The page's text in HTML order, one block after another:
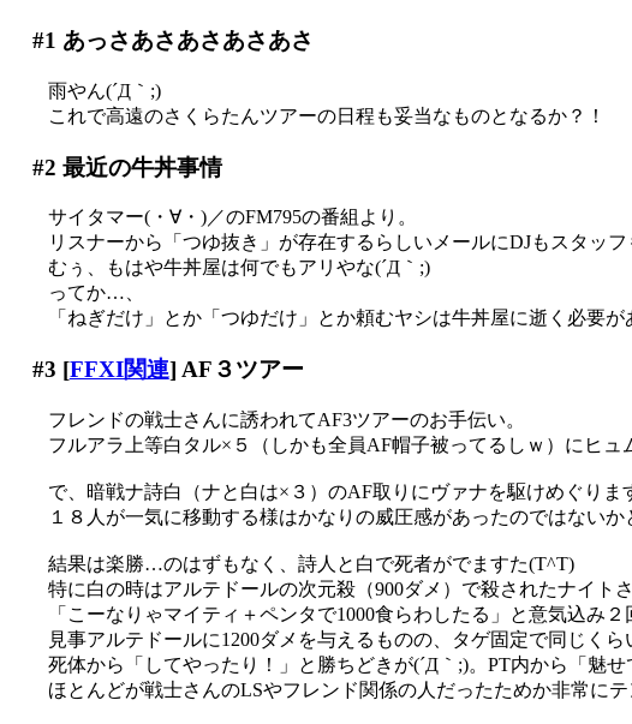
#1 あっさあさあさあさあさ
雨やん(´Д｀;)
これで高遠のさくらたんツアーの日程も妥当なものとなるか？！
#2 最近の牛丼事情
サイタマー(・∀・)／のFM795の番組より。
リスナーから「つゆ抜き」が存在するらしいメールにDJもスタッフ
むぅ、もはや牛丼屋は何でもアリやな(´Д｀;)
ってか…、
「ねぎだけ」とか「つゆだけ」とか頼むヤシは牛丼屋に逝く必要
#3 [FFXI関連] AF３ツアー
フレンドの戦士さんに誘われてAF3ツアーのお手伝い。
フルアラ上等白タル×５（しかも全員AF帽子被ってるしｗ）にヒ
で、暗戦ナ詩白（ナと白は×３）のAF取りにヴァナを駆けめぐりま
１８人が一気に移動する様はかなりの威圧感があったのではないか
結果は楽勝…のはずもなく、詩人と白で死者がでますた(T^T)
特に白の時はアルテドールの次元殺（900ダメ）で殺されたナイト
「こーなりゃマイティ＋ペンタで1000食らわしたる」と意気込み２
見事アルテドールに1200ダメを与えるものの、タゲ固定で同じく
死体から「してやったり！」と勝ちどきが(´Д｀;)。PT内から「魅
ほとんどが戦士さんのLSやフレンド関係の人だったためか非常に